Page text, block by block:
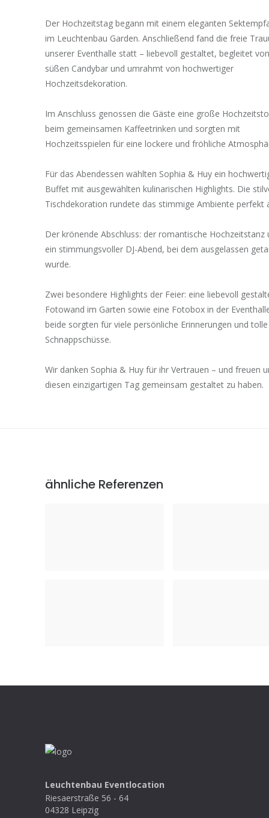
Der Hochzeitstag begann mit einem eleganten
im Leuchtenbau Garden. Anschließend fand die freie
unserer Eventhalle statt – liebevoll gestaltet, begleitet
süßen Candybar und umrahmt von hochwertiger
Hochzeitsdekoration.
Im Anschluss genossen die Gäste eine große
beim gemeinsamen Kaffeetrinken und sorgten mit
Hochzeitsspielen für eine lockere und fröhliche
Für das Abendessen wählten Sophia & Huy ein
Buffet mit ausgewählten kulinarischen Highlights. Die
Tischdekoration rundete das stimmige Ambiente perfekt
Der krönende Abschluss: der romantische Hochzeitstanz
ein stimmungsvoller DJ-Abend, bei dem ausgelassen
wurde.
Zwei besondere Highlights der Feier: eine liebevoll
Fotowand im Garten sowie eine Fotobox in der
beide sorgten für viele persönliche Erinnerungen und tolle
Schnappschüsse.
Wir danken Sophia & Huy für ihr Vertrauen – und freuen
diesen einzigartigen Tag gemeinsam gestaltet zu haben.
ähnliche Referenzen
Leuchtenbau Eventlocation
Riesaerstraße 56 - 64
04328 Leipzig